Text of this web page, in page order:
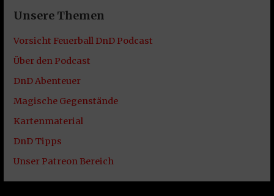
Unsere Themen
Vorsicht Feuerball DnD Podcast
Über den Podcast
DnD Abenteuer
Magische Gegenstände
Kartenmaterial
DnD Tipps
Unser Patreon Bereich